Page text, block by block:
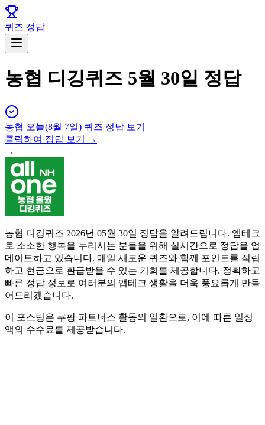
퀴즈 정답
농협 디깅퀴즈 5월 30일 정답
농협 오늘(8월 7일) 퀴즈 정답 보기
클릭하여 정답 보기 →
→
농협 디깅퀴즈 2026년 05월 30일 정답을 알려드립니다. 앱테크
로 소소한 행복을 누리시는 분들을 위해 실시간으로 정답을 업
데이트하고 있습니다. 매일 새로운 퀴즈와 함께 포인트를 적립
하고 현금으로 환급받을 수 있는 기회를 제공합니다. 정확하고
빠른 정답 정보로 여러분의 앱테크 생활을 더욱 풍요롭게 만들
어드리겠습니다.
이 포스팅은 쿠팡 파트너스 활동의 일환으로, 이에 따른 일정
액의 수수료를 제공받습니다.